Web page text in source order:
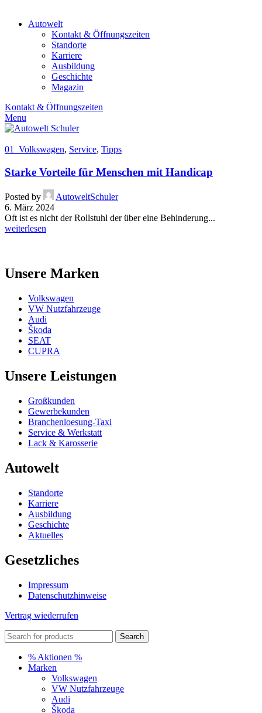
Autowelt
Kontakt & Öffnungszeiten
Standorte
Karriere
Ausbildung
Geschichte
Magazin
Kontakt & Öffnungszeiten
Menu
01_Volkswagen, Service, Tipps
Starke Vorteile für Menschen mit Handicap
Posted by
AutoweltSchuler
6. März 2024
Oft ist es nicht der Rollstuhl der über eine Behinderung...
weiterlesen
Unsere Marken
Volkswagen
VW Nutzfahrzeuge
Audi
Škoda
SEAT
CUPRA
Unsere Leistungen
Großkunden
Gewerbekunden
Branchenloesung-Taxi
Service & Werkstatt
Lack & Karosserie
Autowelt
Standorte
Karriere
Ausbildung
Geschichte
Aktuelles
Gesetzliches
Impressum
Datenschutzhinweise
Vertrag wiederrufen
Search
% Aktionen %
Marken
Volkswagen
VW Nutzfahrzeuge
Audi
Škoda